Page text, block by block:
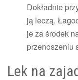
Dokładnie
ją leczą.
je za środek
przenoszeniu
Lek na